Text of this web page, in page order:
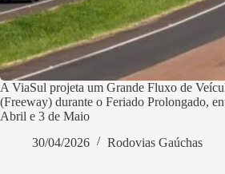
A ViaSul projeta um Grande Fluxo de
(Freeway) durante o Feriado Prolongado,
Abril e 3 de Maio
30/04/2026
Rodovias Gaúchas